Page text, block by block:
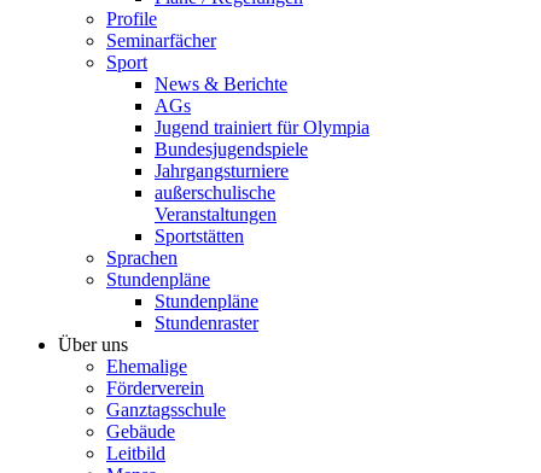
Profile
Seminarfächer
Sport
News & Berichte
AGs
Jugend trainiert für Olympia
Bundesjugendspiele
Jahrgangsturniere
außerschulische
Veranstaltungen
Sportstätten
Sprachen
Stundenpläne
Stundenpläne
Stundenraster
Über uns
Ehemalige
Förderverein
Ganztagsschule
Gebäude
Leitbild